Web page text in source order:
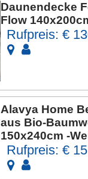
Daunendecke
Flow
Rufpreis: €
Alavya Home
aus Bio-
150x240cm -
Rufpreis: €